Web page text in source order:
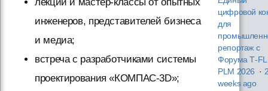
инженеров, представителей бизнеса
и медиа;
встреча с разработчиками системы
проектирования «КОМПАС-3D»;
цифровой
для
репортаж с
Форума
PLM 2026 ·
weeks ago